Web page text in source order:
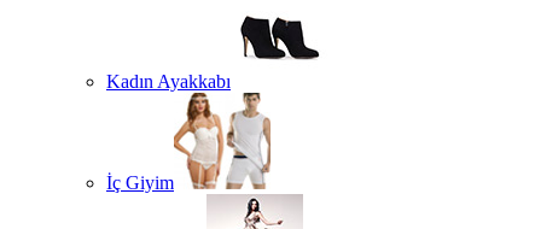
Kadın Ayakkabı
İç Giyim